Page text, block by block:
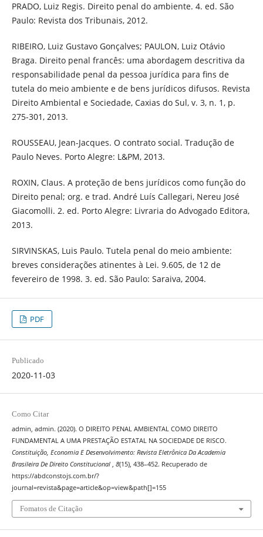
PRADO, Luiz Regis. Direito penal do ambiente. 4. ed. São
Paulo: Revista dos Tribunais, 2012.
RIBEIRO, Luiz Gustavo Gonçalves; PAULON, Luiz Otávio
Braga. Direito penal francês: uma abordagem descritiva da
responsabilidade penal da pessoa jurídica para fins de
tutela do meio ambiente e de bens jurídicos difusos. Revista
Direito Ambiental e Sociedade, Caxias do Sul, v. 3, n. 1, p.
275-301, 2013.
ROUSSEAU, Jean-Jacques. O contrato social. Tradução de
Paulo Neves. Porto Alegre: L&PM, 2013.
ROXIN, Claus. A proteção de bens jurídicos como função do
Direito penal; org. e trad. André Luís Callegari, Nereu José
Giacomolli. 2. ed. Porto Alegre: Livraria do Advogado Editora,
2013.
SIRVINSKAS, Luis Paulo. Tutela penal do meio ambiente:
breves considerações atinentes à Lei. 9.605, de 12 de
fevereiro de 1998. 3. ed. São Paulo: Saraiva, 2004.
PDF
Publicado
2020-11-03
Como Citar
admin, admin. (2020). O DIREITO PENAL AMBIENTAL COMO DIREITO
FUNDAMENTAL A UMA PRESTAÇÃO ESTATAL NA SOCIEDADE DE RISCO.
Constituição, Economia E Desenvolvimento: Revista Eletrônica Da Academia
Brasileira De Direito Constitucional , 8(15), 438–452. Recuperado de
https://abdconstojs.com.br/?
journal=revista&page=article&op=view&path[]=155
Fomatos de Citação